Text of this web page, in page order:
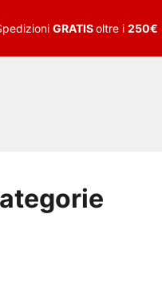
GRATISoltre i 250€
h